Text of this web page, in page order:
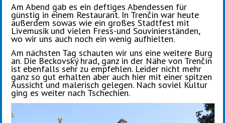
Am Abend gab es ein deftiges Abendessen für
günstig in einem Restaurant. In Trenčín war heute
außerdem sowas wie ein großes Stadtfest mit
Livemusik und vielen Fress-und Souvinierständen,
wo wir uns auch noch ein wenig aufhielten.
Am nächsten Tag schauten wir uns eine weitere Burg
an. Die Beckovský hrad, ganz in der Nähe von Trenčín
ist ebenfalls sehr zu empfehlen. Leider nicht mehr
ganz so gut erhalten aber auch hier mit einer spitzen
Aussicht und malerisch gelegen. Nach soviel Kultur
ging es weiter nach Tschechien.